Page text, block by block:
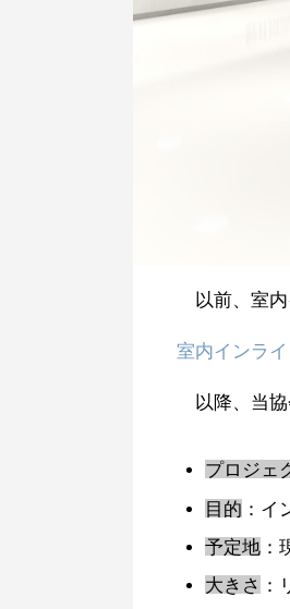
以前、室内
室内インラ
以降、当協
プロジェ
目的 ：イ
予定地：
大きさ ：